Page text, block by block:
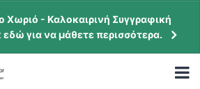
Χωριό - Καλοκαιρινή Συγγραφική
για να μάθετε περισσότερα.